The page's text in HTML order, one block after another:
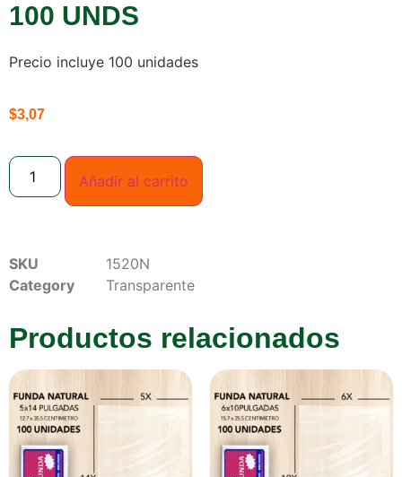
100 UNDS
Precio incluye 100 unidades
$3,07
Añadir al carrito
SKU
1520N
Category
Transparente
Productos relacionados